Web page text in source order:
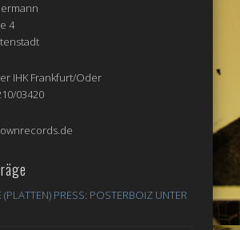
4
IHK Frankfurt/Oder
03420
PRESS: POSTERBOIZ UNTER